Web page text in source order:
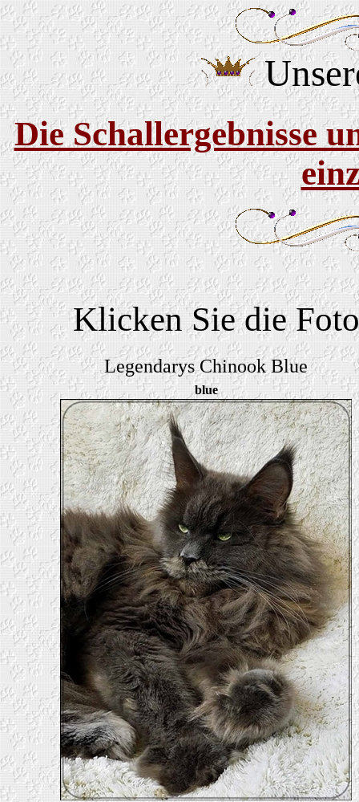
Die Schallergebnisse
Klicken Sie die
Legendarys Chinook Blue
blue